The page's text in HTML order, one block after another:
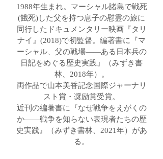
1988年生まれ。マーシャル諸島で戦死
(餓死)した父を持つ息子の慰霊の旅に
同行したドキュメンタリー映画『タリ
ナイ』(2018)で初監督。編著書に
『マ
ーシャル、父の戦場――ある日本兵の
日記をめぐる歴史実践』
（みずき書
林、2018年）。
両作品で山本美香記念国際ジャーナリ
スト賞・奨励賞受賞。
近刊の編著書に『なぜ戦争をえがくの
か――戦争を知らない表現者たちの歴
史実践』（みずき書林、2021年）があ
る。